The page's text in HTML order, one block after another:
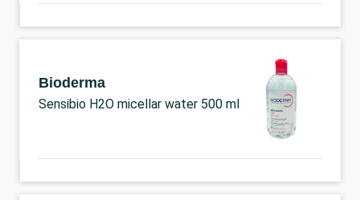
Bioderma
Sensibio H2O micellar water 500 ml